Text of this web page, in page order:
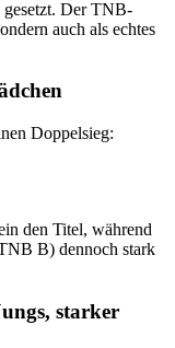
gesetzt. Der TNB-
auch als echtes
Doppelsieg:
den Titel, während
B) dennoch stark
starker